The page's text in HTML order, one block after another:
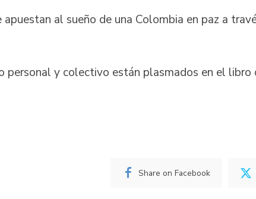
al sueño de una Colombia en paz a
personal y colectivo están plasmados en el libro
Share on Facebook